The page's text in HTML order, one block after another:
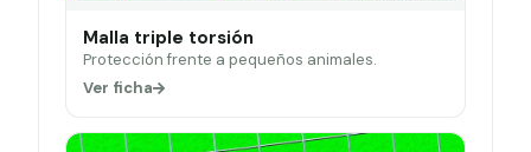
Malla triple torsión
Protección frente a pequeños animales.
Ver ficha